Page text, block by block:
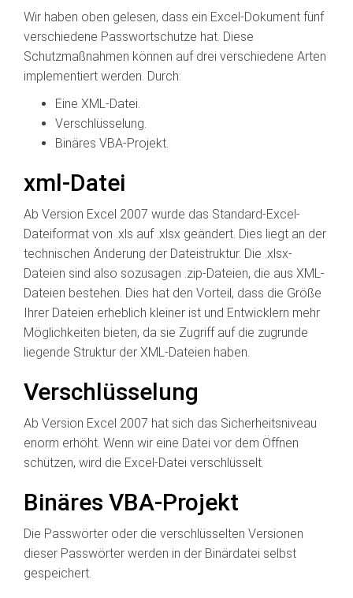
Wir haben oben gelesen, dass ein Excel-Dokument fünf
verschiedene Passwortschutze hat. Diese
Schutzmaßnahmen können auf drei verschiedene Arten
implementiert werden. Durch:
Eine XML-Datei.
Verschlüsselung.
Binäres VBA-Projekt.
xml-Datei
Ab Version Excel 2007 wurde das Standard-Excel-
Dateiformat von .xls auf .xlsx geändert. Dies liegt an der
technischen Änderung der Dateistruktur. Die .xlsx-
Dateien sind also sozusagen .zip-Dateien, die aus XML-
Dateien bestehen. Dies hat den Vorteil, dass die Größe
Ihrer Dateien erheblich kleiner ist und Entwicklern mehr
Möglichkeiten bieten, da sie Zugriff auf die zugrunde
liegende Struktur der XML-Dateien haben.
Verschlüsselung
Ab Version Excel 2007 hat sich das Sicherheitsniveau
enorm erhöht. Wenn wir eine Datei vor dem Öffnen
schützen, wird die Excel-Datei verschlüsselt.
Binäres VBA-Projekt
Die Passwörter oder die verschlüsselten Versionen
dieser Passwörter werden in der Binärdatei selbst
gespeichert.